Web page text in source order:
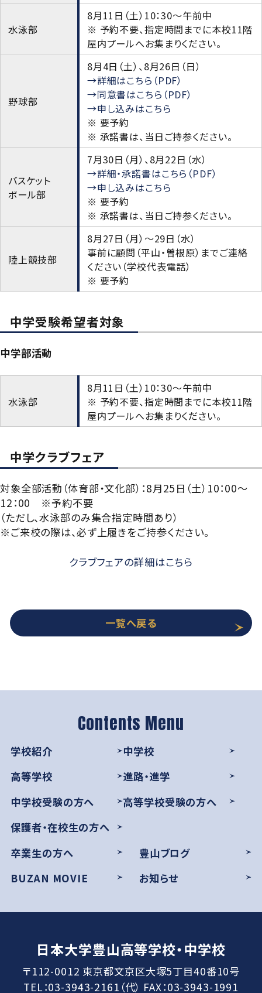
水泳部
8月11日（土）10：30～午前中
※ 予約不要、指定時間までに本校11階
屋内プールへお集まりください。
野球部
8月4日（土）、8月26日（日）
→詳細はこちら（PDF）
→同意書はこちら（PDF）
→申し込みはこちら
※ 要予約
※ 承諾書は、当日ご持参ください。
バスケット
ボール部
7月30日（月）、8月22日（水）
→詳細・承諾書はこちら（PDF）
→申し込みはこちら
※ 要予約
※ 承諾書は、当日ご持参ください。
陸上競技部
8月27日（月）～29日（水）
事前に顧問（平山・曽根原）までご連絡
ください（学校代表電話）
※ 要予約
中学受験希望者対象
中学部活動
水泳部
8月11日（土）10：30～午前中
※ 予約不要、指定時間までに本校11階
屋内プールへお集まりください。
中学クラブフェア
対象全部活動（体育部・文化部）：8月25日（土）10：00～
12：00 ※予約不要
（ただし、水泳部のみ集合指定時間あり）
※ご来校の際は、必ず上履きをご持参ください。
クラブフェアの詳細はこちら
一覧へ戻る
学校紹介
中学校
高等学校
進路・進学
中学校受験の方へ
高等学校受験の方へ
保護者・在校生の方へ
卒業生の方へ
豊山ブログ
BUZAN MOVIE
お知らせ
日本大学豊山高等学校・中学校
〒112-0012 東京都文京区大塚5丁目40番10号
TEL：03-3943-2161（代） FAX：03-3943-1991